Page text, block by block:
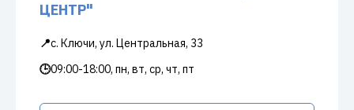
ЦЕНТР"
📍с. Ключи, ул. Центральная, 33
🕒09:00-18:00, пн, вт, ср, чт, пт